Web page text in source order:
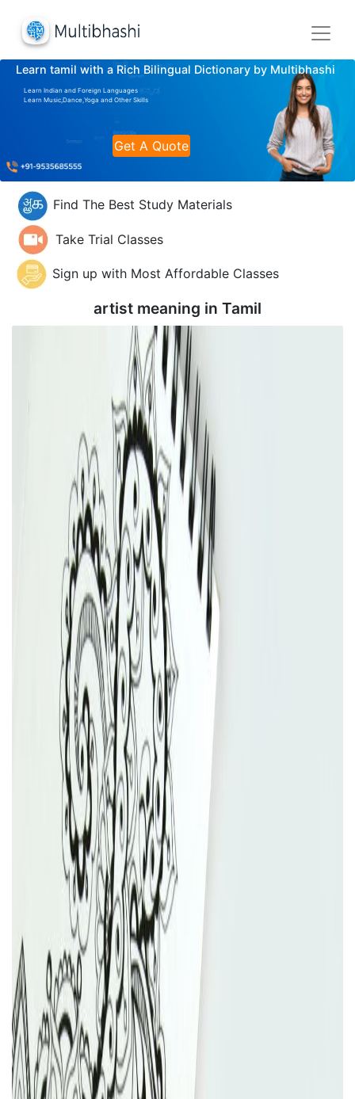
Learn tamil with a Rich Bilingual Dictionary by Multibhashi
Learn Indian and Foreign Languages
Learn Music,Dance,Yoga and Other Skills
Get A Quote
Find The Best Study Materials
Take Trial Classes
Sign up with Most Affordable Classes
artist meaning in Tamil